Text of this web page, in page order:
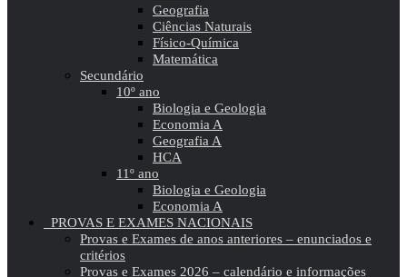
Geografia
Ciências Naturais
Físico-Química
Matemática
Secundário
10º ano
Biologia e Geologia
Economia A
Geografia A
HCA
11º ano
Biologia e Geologia
Economia A
PROVAS E EXAMES NACIONAIS
Provas e Exames de anos anteriores – enunciados e
critérios
Provas e Exames 2026 – calendário e informações